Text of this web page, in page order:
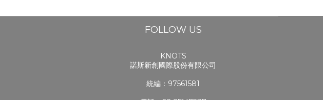
FOLLOW US
KNOTS
諾斯新創國際股份有限公司
統編：97561581